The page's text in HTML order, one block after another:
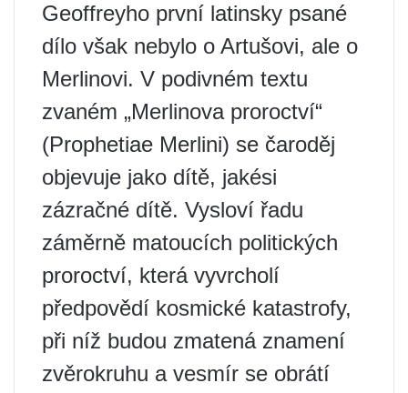
Geoffreyho první latinsky psané
dílo však nebylo o Artušovi, ale o
Merlinovi. V podivném textu
zvaném „Merlinova proroctví“
(Prophetiae Merlini) se čaroděj
objevuje jako dítě, jakési
zázračné dítě. Vysloví řadu
záměrně matoucích politických
proroctví, která vyvrcholí
předpovědí kosmické katastrofy,
při níž budou zmatená znamení
zvěrokruhu a vesmír se obrátí